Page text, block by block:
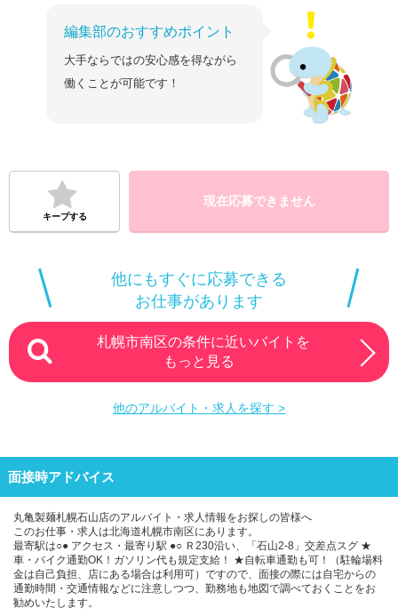
【応募資格・条件】
主夫・主婦歓迎
仕事復帰、扶養内勤務、家事や育児と両立など。あなたの希望を
尊重します！
【フリーターさん】
★☆★応募後の流れ★☆★
STEP1：まずは「応募画面へ進む」ボタンより必要事項を入力の
上、送信
STEP2：弊社より追って面接日時をご連絡させて頂きます！
STEP3：面接
◇◆◇ 面接時、履歴書不要 ◇◆◇
※着信拒否・ドメイン設定されている方は、
「toridoll-recruit.com」からのメールを受信できるよう設定をお願
いいたします。
※iCloudメールアドレス（＠icloud.com等）は
面接ご案内のメールが届かない可能性がございますため、
その他のアドレスをご入力いただくようお願いいたします。
【スマホで簡単！面接予約機能あり！】
お電話でのご応募も大歓迎！
(10:00～17:00/土日祝も受付中)
やる事の種類がたくさんある中で、スタッフ全員の連携がとても重
要になってきます。やる担当とかではなく、全員が営業しながら、
周りの空気や状況を意識し協力し合いながらじゃないと、まわるの
が違ってきます。スタッフは人によって何ができる出来ないがある
ので、忙しい時間帯は、その時にいるチーム力にかかってきます。
ームプレイのイメージです。
編集部のおすすめポイント
大手ならではの安心感を得ながら
働くことが可能です！
キープする
現在応募できません
他にもすぐに応募できる
お仕事があります
札幌市南区の条件に近いバイトを
もっと見る
他のアルバイト・求人を探す >
面接時アドバイス
丸亀製麺札幌石山店のアルバイト・求人情報をお探しの皆様へ
このお仕事・求人は北海道札幌市南区にあります。
最寄駅は○● アクセス・最寄り駅 ●○ Ｒ230沿い、「石山2-8」交差点スグ ★
車・バイク通勤OK！ガソリン代も規定支給！ ★自転車通勤も可！（駐輪場料
金は自己負担、店にある場合は利用可）ですので、面接の際には自宅からの
通勤時間・交通情報などに注意しつつ、勤務地も地図で調べておくことをお
勧めいたします。